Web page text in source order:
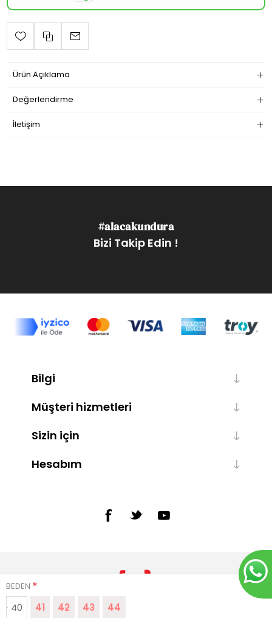
BEDEN *
40 41 42 43 44
Ürün Açıklama
Değerlendirme
İletişim
#alacakundura
Bizi Takip Edin !
Bilgi
Müşteri hizmetleri
Sizin için
Hesabım